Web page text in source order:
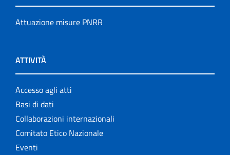
Attuazione misure PNRR
ATTIVITÀ
Accesso agli atti
Basi di dati
Collaborazioni internazionali
Comitato Etico Nazionale
Eventi